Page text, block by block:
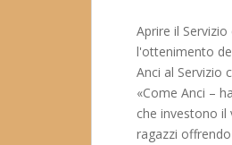
Aprire il
l'ottenimento
Anci al Servizio
«Come Anci –
che investono il
ragazzi